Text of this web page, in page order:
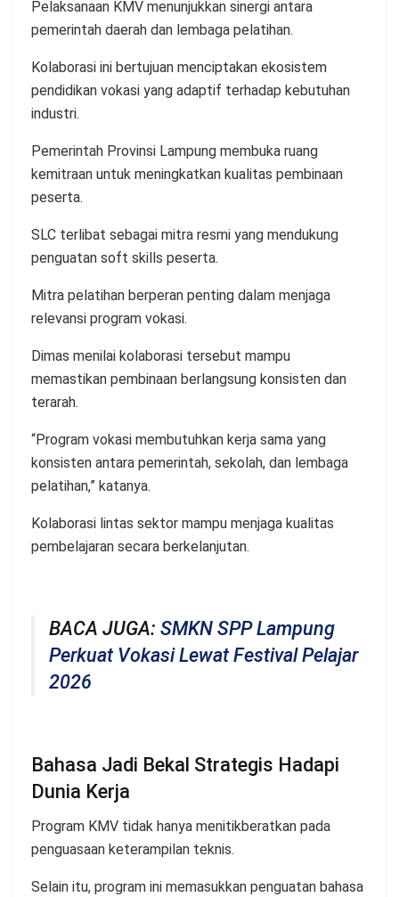
Pelaksanaan KMV menunjukkan sinergi antara
pemerintah daerah dan lembaga pelatihan.
Kolaborasi ini bertujuan menciptakan ekosistem
pendidikan vokasi yang adaptif terhadap kebutuhan
industri.
Pemerintah Provinsi Lampung membuka ruang
kemitraan untuk meningkatkan kualitas pembinaan
peserta.
SLC terlibat sebagai mitra resmi yang mendukung
penguatan soft skills peserta.
Mitra pelatihan berperan penting dalam menjaga
relevansi program vokasi.
Dimas menilai kolaborasi tersebut mampu
memastikan pembinaan berlangsung konsisten dan
terarah.
“Program vokasi membutuhkan kerja sama yang
konsisten antara pemerintah, sekolah, dan lembaga
pelatihan,” katanya.
Kolaborasi lintas sektor mampu menjaga kualitas
pembelajaran secara berkelanjutan.
BACA JUGA: SMKN SPP Lampung
Perkuat Vokasi Lewat Festival Pelajar
2026
Bahasa Jadi Bekal Strategis Hadapi
Dunia Kerja
Program KMV tidak hanya menitikberatkan pada
penguasaan keterampilan teknis.
Selain itu, program ini memasukkan penguatan bahasa